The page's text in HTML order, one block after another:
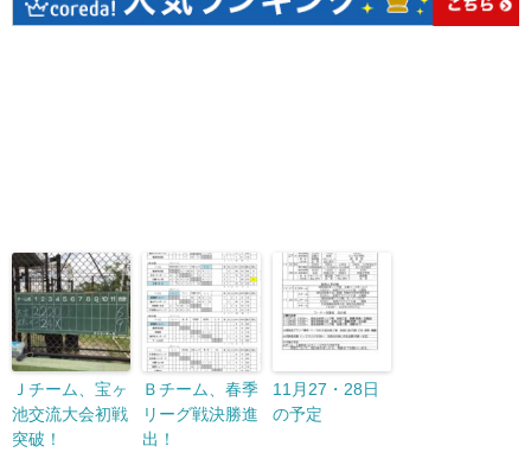
Ｊチーム、宝ヶ
池交流大会初戦
突破！
Ｂチーム、春季
リーグ戦決勝進
出！
11月27・28日
の予定